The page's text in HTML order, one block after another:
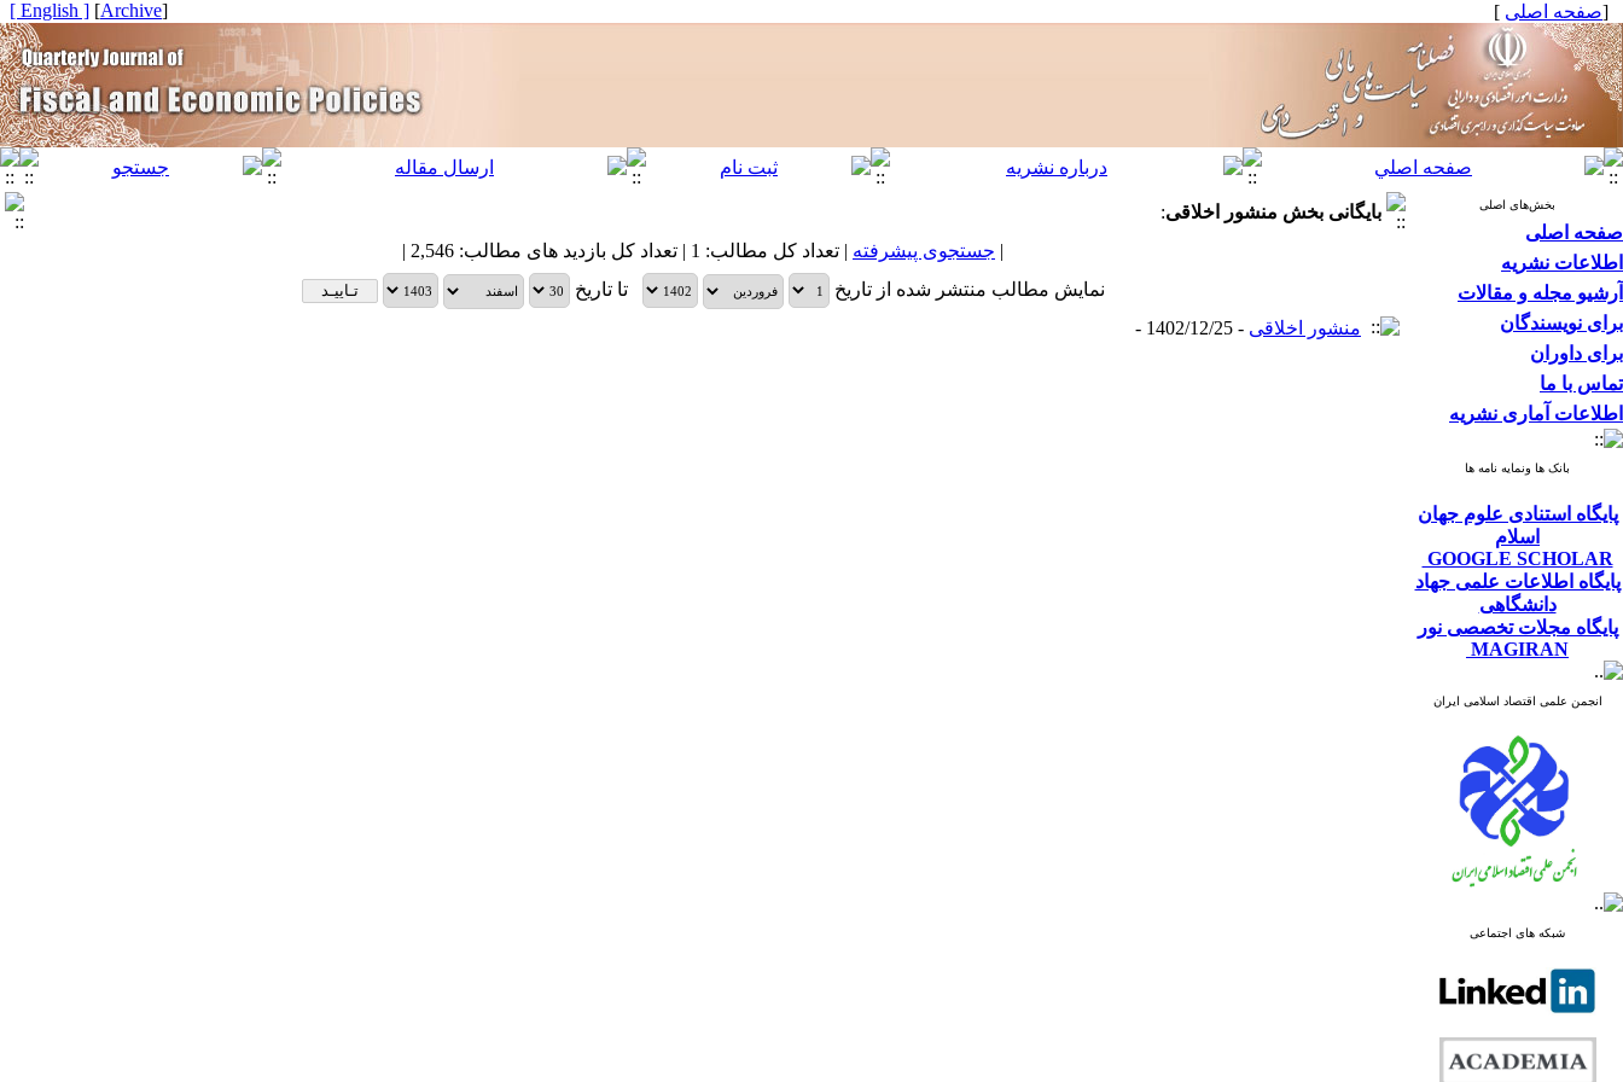
[صفحه اصلی ]
[
Archive
]
[ English ]
بخش‌های اصلی
صفحه اصلی
اطلاعات نشریه
آرشیو مجله و مقالات
برای نویسندگان
برای داوران
تماس با ما
اطلاعات آماری نشریه
بانک ها ونمایه نامه ها
پایگاه استنادی علوم جهان
اسلام
GOOGLE SCHOLAR
پایگاه اطلاعات علمی جهاد
دانشگاهی
پایگاه مجلات تخصصی نور
MAGIRAN
انجمن علمی اقتصاد اسلامی ایران
شبکه های اجتماعی
بایگانی بخش منشور اخلاقی:
| جستجوی پیشرفته | تعداد کل مطالب: 1 | تعداد کل بازدید های مطالب: 2,546 |
نمایش مطالب منتشر شده از تاریخ
تا تاریخ
منشور اخلاقی - 1402/12/25 -